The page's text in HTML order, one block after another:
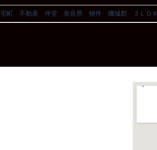
町 、不動産 、伴堂 、奈良県 、物件 、磯城郡 ３ＬＤＫ